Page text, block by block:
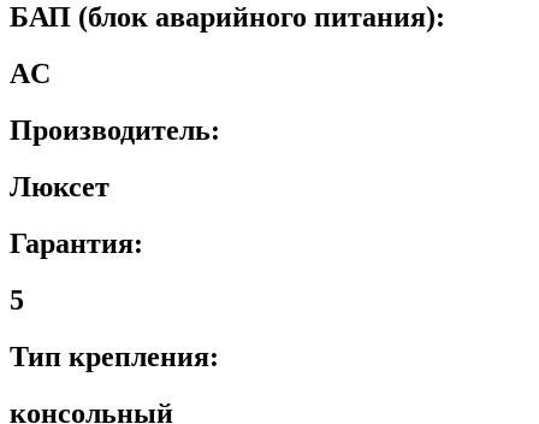
БАП (блок аварийного питания):
AC
Производитель:
Люксет
Гарантия:
5
Тип крепления:
консольный